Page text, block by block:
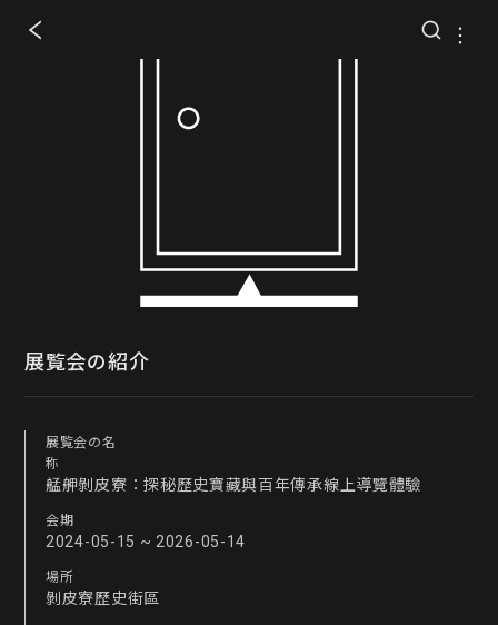
展覧会の紹介
展覧会の名
称
艋舺剝皮寮：探秘歷史寶藏與百年傳承線上導覽體驗
会期
2024-05-15 ~ 2026-05-14
場所
剝皮寮歷史街區